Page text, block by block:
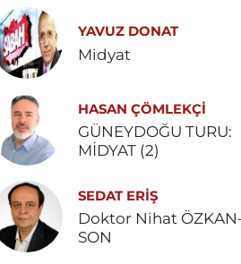
YAVUZ DONAT
Midyat
HASAN ÇÖMLEKÇİ
GÜNEYDOĞU TURU:
MİDYAT (2)
SEDAT ERİŞ
Doktor Nihat ÖZKAN- 5
SON